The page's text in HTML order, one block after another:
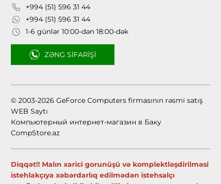
+994 (51) 596 31 44
+994 (51) 596 31 44
1-6 günlər 10:00-dən 18:00-dək
ZƏNG SIFARIŞI
© 2003-2026 GeForce Computers firmasının rəsmi satış
WEB Saytı
Компьютерный интернет-магазин в Баку
CompStore.az
Diqqət!! Malın xarici gorunüşü və komplektləşdirilməsi
istehlakçıya xəbərdarlıq edilmədən istehsalçı